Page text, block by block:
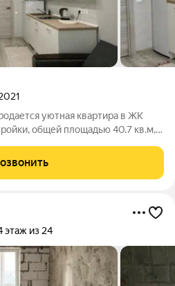
уютная квартира в ЖК
общей площадью 40.7 кв.м,
видом во двор, дом удален от
этаж из 24